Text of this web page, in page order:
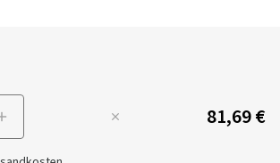
81,69 €